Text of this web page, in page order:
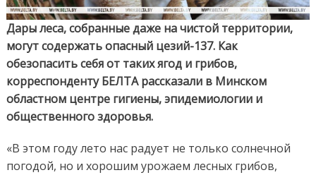
Дары леса, собранные даже на чистой территории,
могут содержать опасный цезий-137. Как
обезопасить себя от таких ягод и грибов,
корреспонденту БЕЛТА рассказали в Минском
областном центре гигиены, эпидемиологии и
общественного здоровья.
«В этом году лето нас радует не только солнечной
погодой, но и хорошим урожаем лесных грибов,